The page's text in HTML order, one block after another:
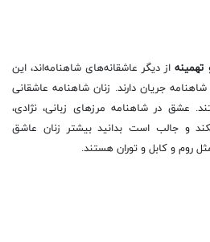
تهمینهاز دیگر عاشقانه‌های شاهنامه‌اند، این
جریان دارند. زنان شاهنامه عاشقانی
عشق در شاهنامه مرزهای زبانی، نژادی،
و جالب است بدانید بیشتر زنان عاشق
روم و كابل و توران هستند.